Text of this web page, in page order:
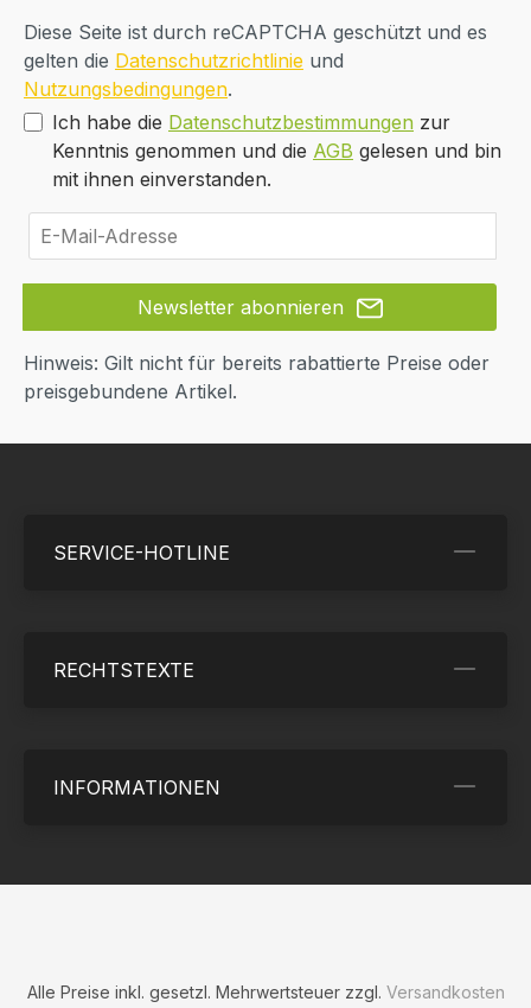
Diese Seite ist durch reCAPTCHA geschützt und es
gelten die Datenschutzrichtlinie und
Nutzungsbedingungen.
Ich habe die Datenschutzbestimmungen zur
Kenntnis genommen und die AGB gelesen und bin
mit ihnen einverstanden.
Newsletter abonnieren
Hinweis: Gilt nicht für bereits rabattierte Preise oder
preisgebundene Artikel.
SERVICE-HOTLINE
RECHTSTEXTE
INFORMATIONEN
Alle Preise inkl. gesetzl. Mehrwertsteuer zzgl. Versandkosten